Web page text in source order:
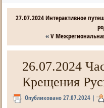
27.07.2024 Интерактивное
«V
26.07.2024
Крещения
Опубликовано 27.07.2024 |